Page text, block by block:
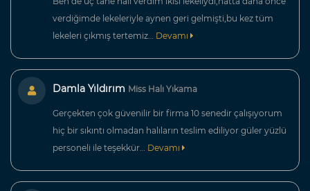
verdiğimde lekeleriyle aynen geri gelmişti,bu kez tüm
lekeleri çıkmış tertemiz… Devamı
Damla Yıldırım Miss Halı Yıkama
Gerçekten çok güvenilir bir firma 10 senedir çalışıyorum
hiç bir sıkıntı olmadan halıların teslim ediliyor güler yüzlü
personeli ile teşekkür… Devamı